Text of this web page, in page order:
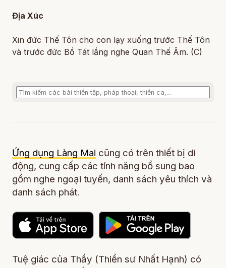
Địa Xúc
Xin đức Thế Tôn cho con lạy xuống trước Thế Tôn
và trước đức Bồ Tát lắng nghe Quan Thế Âm. (C)
Ứng dụng Làng Mai cũng có trên thiết bị di
động, cung cấp các tính năng bổ sung bao
gồm nghe ngoại tuyến, danh sách yêu thích và
danh sách phát.
Tuệ giác của Thầy (Thiền sư Nhất Hạnh) có